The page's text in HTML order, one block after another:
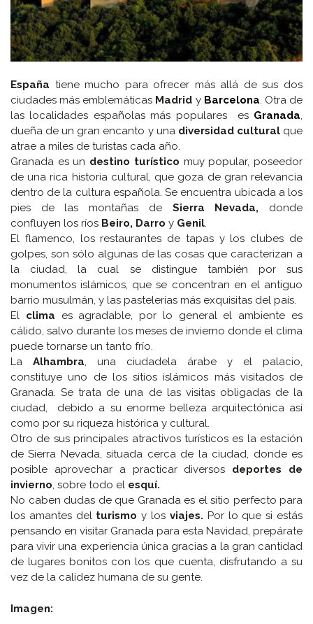
España tiene mucho para ofrecer más allá de sus dos
ciudades más emblemáticas Madrid y Barcelona. Otra de
las localidades españolas más populares es Granada,
dueña de un gran encanto y una diversidad culturalque
atrae a miles de turistas cada año.
Granada es un destino turístico muy popular, poseedor
de una rica historia cultural, que goza de gran relevancia
dentro de la cultura española. Se encuentra ubicada a los
pies de las montañas de Sierra Nevada, donde
confluyen los ríos Beiro, Darro y Genil.
El flamenco, los restaurantes de tapas y los clubes de
golpes, son sólo algunas de las cosas que caracterizan a
la ciudad, la cual se distingue también por sus
monumentos islámicos, que se concentran en el antiguo
barrio musulmán, y las pastelerías más exquisitas del país.
El clima es agradable, por lo general el ambiente es
cálido, salvo durante los meses de invierno donde el clima
puede tornarse un tanto frío.
La Alhambra, una ciudadela árabe y el palacio,
constituye uno de los sitios islámicos más visitados de
Granada. Se trata de una de las visitas obligadas de la
ciudad, debido a su enorme belleza arquitectónica así
como por su riqueza histórica y cultural.
Otro de sus principales atractivos turísticos es la estación
de Sierra Nevada, situada cerca de la ciudad, donde es
posible aprovechar a practicar diversos deportes de
invierno, sobre todo el esquí.
No caben dudas de que Granada es el sitio perfecto para
los amantes del turismo y los viajes. Por lo que si estás
pensando en visitar Granada para esta Navidad, prepárate
para vivir una experiencia única gracias a la gran cantidad
de lugares bonitos con los que cuenta, disfrutando a su
vez de la calidez humana de su gente.
Imagen: